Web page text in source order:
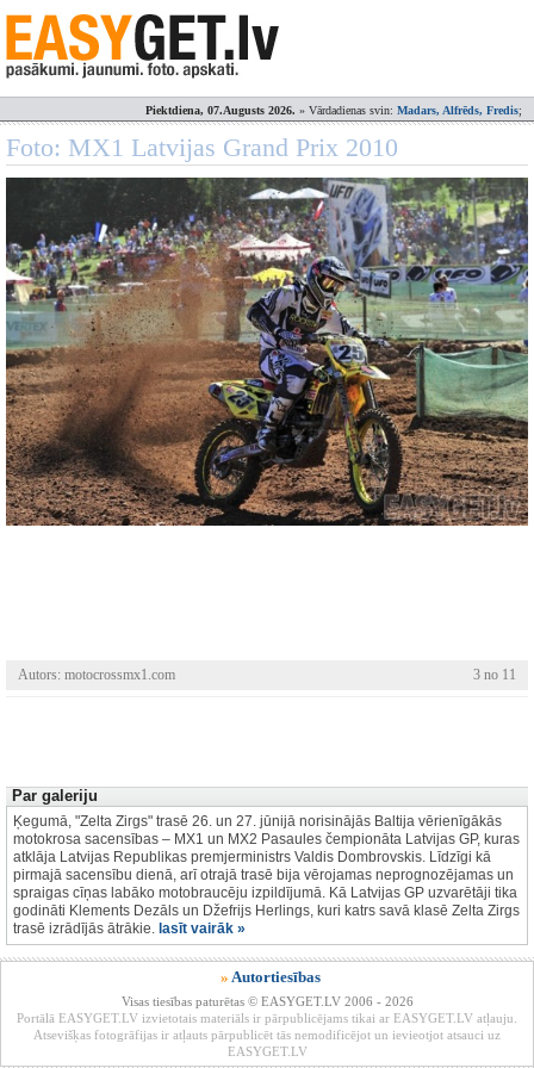
Piektdiena, 07.Augusts 2026. » Vārdadienas svin: Madars, Alfrēds, Fredis;
Foto: MX1 Latvijas Grand Prix 2010
Autors: motocrossmx1.com 3 no 11
Par galeriju
Ķegumā, "Zelta Zirgs" trasē 26. un 27. jūnijā norisinājās Baltija vērienīgākās
motokrosa sacensības – MX1 un MX2 Pasaules čempionāta Latvijas GP, kuras
atklāja Latvijas Republikas premjerministrs Valdis Dombrovskis. Līdzīgi kā
pirmajā sacensību dienā, arī otrajā trasē bija vērojamas neprognozējamas un
spraigas cīņas labāko motobraucēju izpildījumā. Kā Latvijas GP uzvarētāji tika
godināti Klements Dezāls un Džefrijs Herlings, kuri katrs savā klasē Zelta Zirgs
trasē izrādījās ātrākie. lasīt vairāk »
» Autortiesības
Visas tiesības paturētas © EASYGET.LV 2006 - 2026
Portālā EASYGET.LV izvietotais materiāls ir pārpublicējams tikai ar EASYGET.LV atļauju.
Atsevišķas fotogrāfijas ir atļauts pārpublicēt tās nemodificējot un ievieotjot atsauci uz
EASYGET.LV